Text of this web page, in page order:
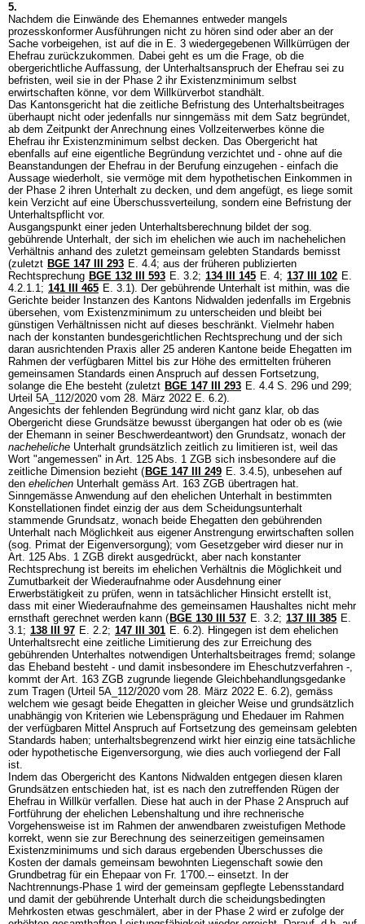
5.
Nachdem die Einwände des Ehemannes entweder mangels
prozesskonformer Ausführungen nicht zu hören sind oder aber an der
Sache vorbeigehen, ist auf die in E. 3 wiedergegebenen Willkürrügen der
Ehefrau zurückzukommen. Dabei geht es um die Frage, ob die
obergerichtliche Auffassung, der Unterhaltsanspruch der Ehefrau sei zu
befristen, weil sie in der Phase 2 ihr Existenzminimum selbst
erwirtschaften könne, vor dem Willkürverbot standhält.
Das Kantonsgericht hat die zeitliche Befristung des Unterhaltsbeitrages
überhaupt nicht oder jedenfalls nur sinngemäss mit dem Satz begründet,
ab dem Zeitpunkt der Anrechnung eines Vollzeiterwerbes könne die
Ehefrau ihr Existenzminimum selbst decken. Das Obergericht hat
ebenfalls auf eine eigentliche Begründung verzichtet und - ohne auf die
Beanstandungen der Ehefrau in der Berufung einzugehen - einfach die
Aussage wiederholt, sie vermöge mit dem hypothetischen Einkommen in
der Phase 2 ihren Unterhalt zu decken, und dem angefügt, es liege somit
kein Verzicht auf eine Überschussverteilung, sondern eine Befristung der
Unterhaltspflicht vor.
Ausgangspunkt einer jeden Unterhaltsberechnung bildet der sog.
gebührende Unterhalt, der sich im ehelichen wie auch im nachehelichen
Verhältnis anhand des zuletzt gemeinsam gelebten Standards bemisst
(zuletzt BGE 147 III 293 E. 4.4; aus der früheren publizierten
Rechtsprechung BGE 132 III 593 E. 3.2; 134 III 145 E. 4; 137 III 102 E.
4.2.1.1; 141 III 465 E. 3.1). Der gebührende Unterhalt ist mithin, was die
Gerichte beider Instanzen des Kantons Nidwalden jedenfalls im Ergebnis
übersehen, vom Existenzminimum zu unterscheiden und bleibt bei
günstigen Verhältnissen nicht auf dieses beschränkt. Vielmehr haben
nach der konstanten bundesgerichtlichen Rechtsprechung und der sich
daran ausrichtenden Praxis aller 25 anderen Kantone beide Ehegatten im
Rahmen der verfügbaren Mittel bis zur Höhe des ermittelten früheren
gemeinsamen Standards einen Anspruch auf dessen Fortsetzung,
solange die Ehe besteht (zuletzt BGE 147 III 293 E. 4.4 S. 296 und 299;
Urteil 5A_112/2020 vom 28. März 2022 E. 6.2).
Angesichts der fehlenden Begründung wird nicht ganz klar, ob das
Obergericht diese Grundsätze bewusst übergangen hat oder ob es (wie
der Ehemann in seiner Beschwerdeantwort) den Grundsatz, wonach der
nacheheliche Unterhalt grundsätzlich zeitlich zu limitieren ist, weil das
Wort "angemessen" in Art. 125 Abs. 1 ZGB sich insbesondere auf die
zeitliche Dimension bezieht ( BGE 147 III 249 E. 3.4.5), unbesehen auf
den ehelichen Unterhalt gemäss Art. 163 ZGB übertragen hat.
Sinngemässe Anwendung auf den ehelichen Unterhalt in bestimmten
Konstellationen findet einzig der aus dem Scheidungsunterhalt
stammende Grundsatz, wonach beide Ehegatten den gebührenden
Unterhalt nach Möglichkeit aus eigener Anstrengung erwirtschaften sollen
(sog. Primat der Eigenversorgung); vom Gesetzgeber wird dieser nur in
Art. 125 Abs. 1 ZGB direkt ausgedrückt, aber nach konstanter
Rechtsprechung ist bereits im ehelichen Verhältnis die Möglichkeit und
Zumutbarkeit der Wiederaufnahme oder Ausdehnung einer
Erwerbstätigkeit zu prüfen, wenn in tatsächlicher Hinsicht erstellt ist,
dass mit einer Wiederaufnahme des gemeinsamen Haushaltes nicht mehr
ernsthaft gerechnet werden kann ( BGE 130 III 537 E. 3.2; 137 III 385 E.
3.1; 138 III 97 E. 2.2; 147 III 301 E. 6.2). Hingegen ist dem ehelichen
Unterhaltsrecht eine zeitliche Limitierung des zur Erreichung des
gebührenden Unterhaltes notwendigen Unterhaltsbeitrages fremd; solange
das Eheband besteht - und damit insbesondere im Eheschutzverfahren -,
kommt derArt. 163 ZGB zugrunde liegende Gleichbehandlungsgedanke
zum Tragen (Urteil 5A_112/2020 vom 28. März 2022 E. 6.2), gemäss
welchem wie gesagt beide Ehegatten in gleicher Weise und grundsätzlich
unabhängig von Kriterien wie Lebensprägung und Ehedauer im Rahmen
der verfügbaren Mittel Anspruch auf Fortsetzung des gemeinsam gelebten
Standards haben; unterhaltsbegrenzend wirkt hier einzig eine tatsächliche
oder hypothetische Eigenversorgung, wie dies auch vorliegend der Fall
ist.
Indem das Obergericht des Kantons Nidwalden entgegen diesen klaren
Grundsätzen entschieden hat, ist es nach den zutreffenden Rügen der
Ehefrau in Willkür verfallen. Diese hat auch in der Phase 2 Anspruch auf
Fortführung der ehelichen Lebenshaltung und ihre rechnerische
Vorgehensweise ist im Rahmen der anwendbaren zweistufigen Methode
korrekt, wenn sie zur Berechnung des seinerzeitigen gemeinsamen
Existenzminimums und sich daraus ergebenden Überschusses die
Kosten der damals gemeinsam bewohnten Liegenschaft sowie den
Grundbetrag für ein Ehepaar von Fr. 1'700.-- einsetzt. In der
Nachtrennungs-Phase 1 wird der gemeinsam gepflegte Lebensstandard
und damit der gebührende Unterhalt durch die scheidungsbedingten
Mehrkosten etwas geschmälert, aber in der Phase 2 wird er zufolge der